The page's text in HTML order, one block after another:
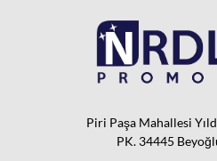
Piri Paşa Mahallesi
PK. 34445